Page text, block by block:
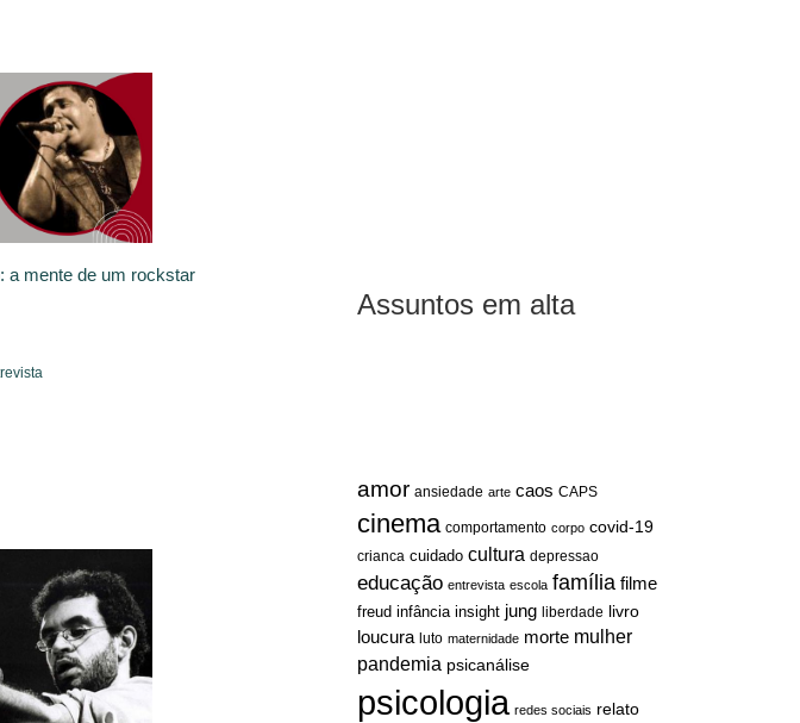
Assuntos em alta
amor ansiedade arte caos CAPS
cinema comportamento corpo covid-19
crianca cuidado cultura depressao
educação entrevista escola família filme
freud infância insight jung liberdade livro
loucura luto maternidade morte mulher
pandemia psicanálise
psicologia redes sociais relato
a mente de um rockstar